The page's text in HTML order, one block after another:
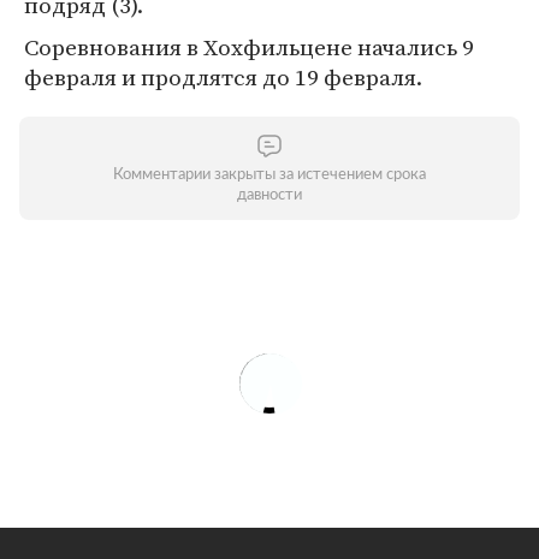
Соревнования в Хохфильцене начались 9
февраля и продлятся до 19 февраля.
Комментарии закрыты за истечением срока
давности